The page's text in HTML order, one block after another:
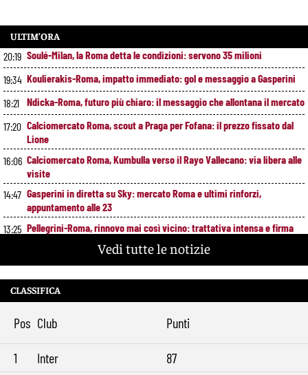
ULTIM’ORA
20:19 Soulé-Milan, la Roma detta le condizioni: servono 35 milioni
19:34 Koulierakis-Roma, impatto immediato: gol e messaggio a Gasperini
18:21 Ndicka-Roma, futuro più chiaro: il messaggio che allontana il mercato
17:20 Calciomercato Roma, scout a Praga per Fofana: il prezzo fissato dal
Lione
16:06 Calciomercato Roma, Kumbulla verso il Rayo Vallecano: via libera alle
visite
14:47 Gasperini in diretta su Sky: mercato Roma e ultimi rinforzi,
appuntamento alle 23
13:25 Pellegrini-Roma, rinnovo mai così vicino: trattativa intensa e firma
12:00
10:39 Alajbegovic, Pjanic svela il ruolo: perché il talento seguito dalla Roma
9:29
Roma, il mercato ora è nelle sue mani: dopo Molina manca soltanto
l’ala
Vedi tutte le notizie
CLASSIFICA
Pos Club Punti
1 Inter
87